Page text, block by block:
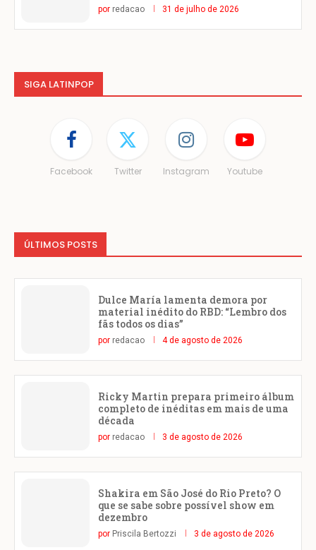
por redacao 31 de julho de 2026
SIGA LATINPOP
Facebook Twitter Instagram Youtube
ÚLTIMOS POSTS
Dulce María lamenta demora por
material inédito do RBD: “Lembro dos
fãs todos os dias”
por redacao 4 de agosto de 2026
Ricky Martin prepara primeiro álbum
completo de inéditas em mais de uma
década
por redacao 3 de agosto de 2026
Shakira em São José do Rio Preto? O
que se sabe sobre possível show em
dezembro
por Priscila Bertozzi 3 de agosto de 2026